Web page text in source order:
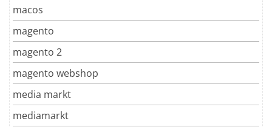
macos
magento
magento 2
magento webshop
media markt
mediamarkt